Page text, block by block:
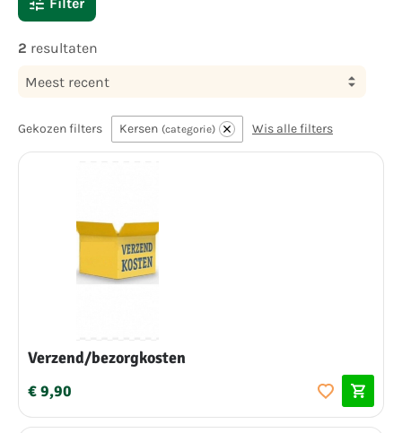
2 resultaten
Meest recent
Gekozen filters Kersen categorie Wis alle filters
Verzend/bezorgkosten
€ 9,90